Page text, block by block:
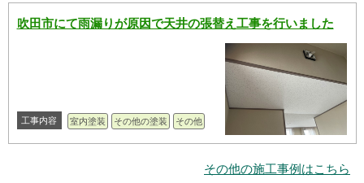
吹田市にて雨漏りが原因で天井の張替え工事を行いました
工事内容 室内塗装 その他の塗装 その他
その他の施工事例はこちら